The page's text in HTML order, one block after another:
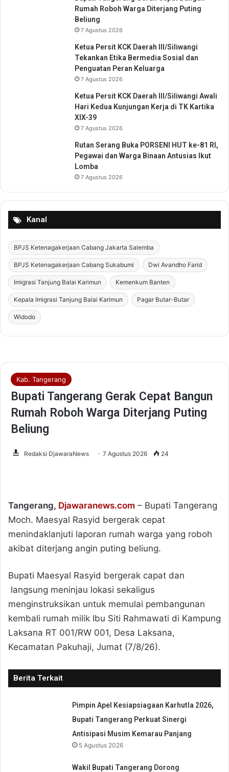
Rumah Roboh Warga Diterjang Puting
Beliung
7 Agustus 2026
Ketua Persit KCK Daerah III/Siliwangi
Tekankan Etika Bermedia Sosial dan
Penguatan Peran Keluarga
7 Agustus 2026
Ketua Persit KCK Daerah III/Siliwangi Awali
Hari Kedua Kunjungan Kerja di TK Kartika
XIX-39
7 Agustus 2026
Rutan Serang Buka PORSENI HUT ke-81 RI,
Pegawai dan Warga Binaan Antusias Ikut
Lomba
7 Agustus 2026
Kanal
BPJS Ketenagakerjaan Cabang Jakarta Salemba
BPJS Ketenagakerjaan Cabang Sukabumi Dwi Avandho Farid
Imigrasi Tanjung Balai Karimun Kemenkum Banten
Kepala Imigrasi Tanjung Balai Karimun Pagar Butar-Butar
Widodo